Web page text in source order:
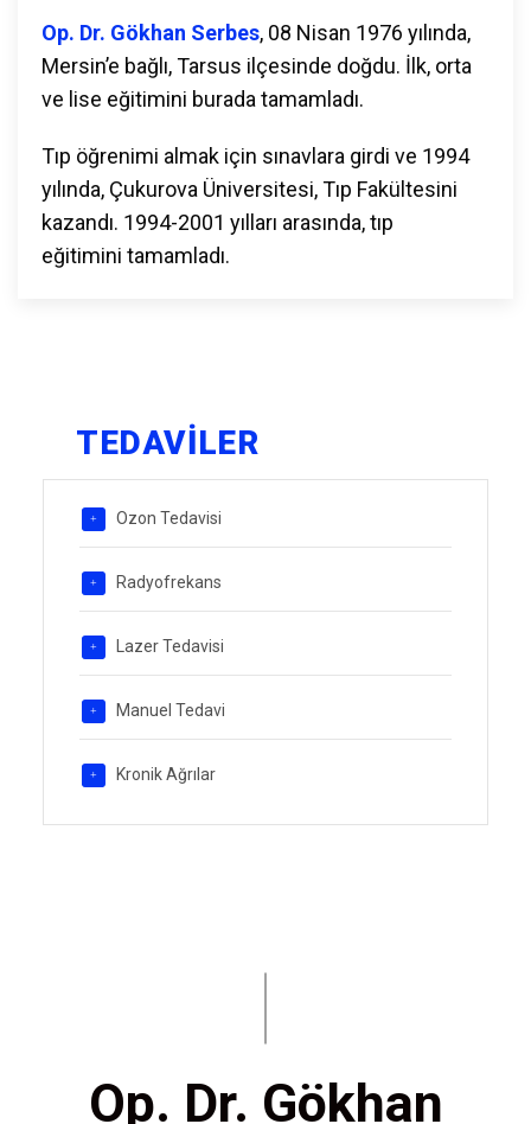
Op. Dr. Gökhan Serbes, 08 Nisan 1976 yılında,
Mersin’e bağlı, Tarsus ilçesinde doğdu. İlk, orta
ve lise eğitimini burada tamamladı.
Tıp öğrenimi almak için sınavlara girdi ve 1994
yılında, Çukurova Üniversitesi, Tıp Fakültesini
kazandı. 1994-2001 yılları arasında, tıp
eğitimini tamamladı.
TEDAVİLER
Ozon Tedavisi
Radyofrekans
Lazer Tedavisi
Manuel Tedavi
Kronik Ağrılar
Op. Dr. Gökhan